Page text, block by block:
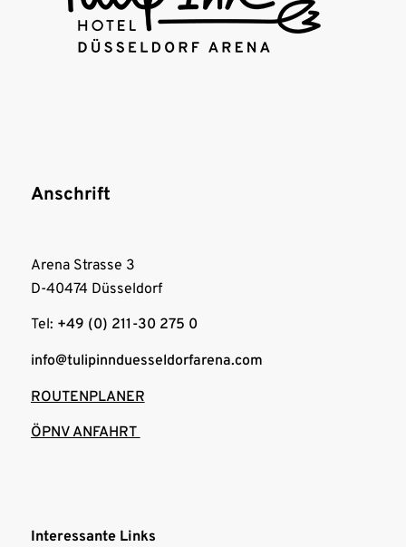
Anschrift
Arena Strasse 3
D-40474 Düsseldorf
Tel: +49 (0) 211-30 275 0
info@tulipinnduesseldorfarena.com
ROUTENPLANER
ÖPNV ANFAHRT
Interessante Links